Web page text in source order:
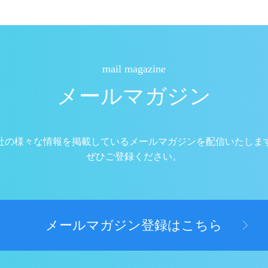
mail magazine
メールマガジン
の様々な情報を掲載しているメールマガジンを配信いたしま
ぜひご登録ください。
メールマガジン登録はこちら